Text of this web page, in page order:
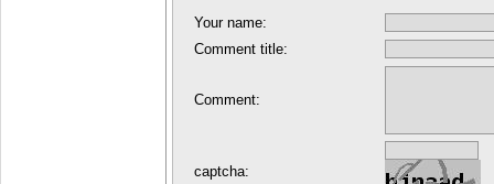
Your name:
Comment title:
Comment:
captcha: